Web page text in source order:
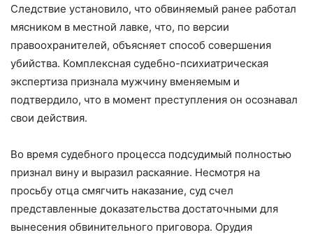
Следствие установило, что обвиняемый ранее работал
мясником в местной лавке, что, по версии
правоохранителей, объясняет способ совершения
убийства. Комплексная судебно-психиатрическая
экспертиза признала мужчину вменяемым и
подтвердило, что в момент преступления он осознавал
свои действия.
Во время судебного процесса подсудимый полностью
признал вину и выразил раскаяние. Несмотря на
просьбу отца смягчить наказание, суд счел
представленные доказательства достаточными для
вынесения обвинительного приговора. Орудия